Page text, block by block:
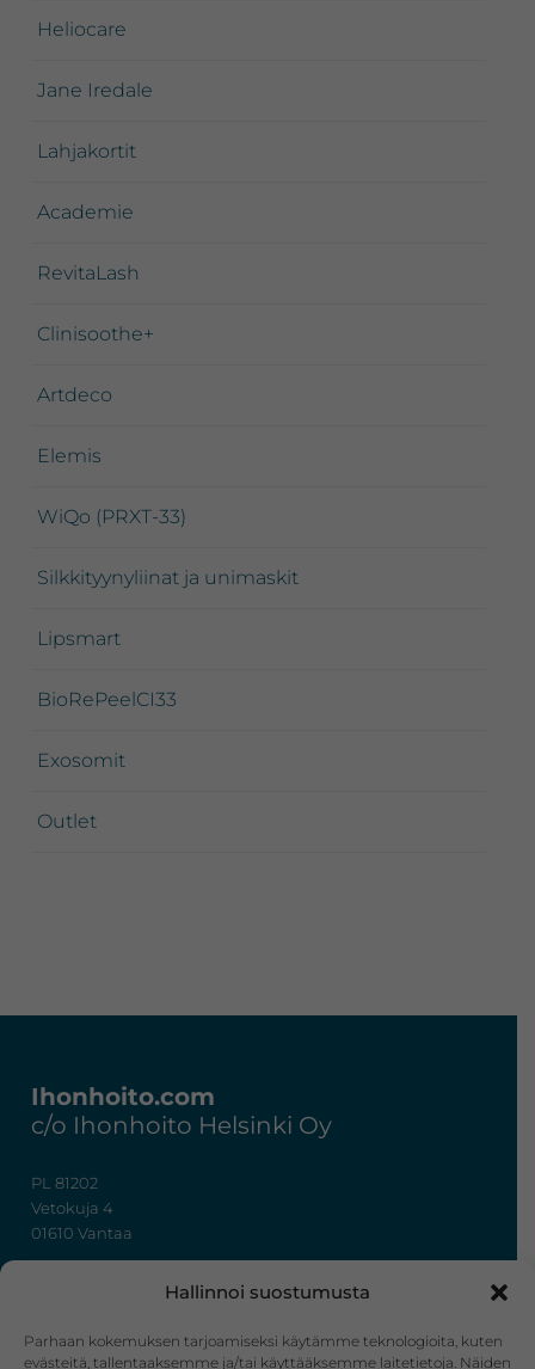
Hallinnoi suostumusta
Parhaan kokemuksen tarjoamiseksi käytämme teknologioita, kuten
evästeitä, tallentaaksemme ja/tai käyttääksemme laitetietoja. Näiden
Heliocare
Jane Iredale
Lahjakortit
Academie
RevitaLash
Clinisoothe+
Artdeco
Elemis
WiQo (PRXT-33)
Silkkityynyliinat ja unimaskit
Lipsmart
BioRePeelCI33
Exosomit
Outlet
Ihonhoito.com
c/o Ihonhoito Helsinki Oy
PL 81202
Vetokuja 4
01610 Vantaa
info@ihonhoito.com